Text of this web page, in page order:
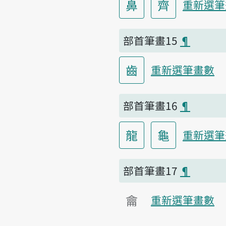
鼻 齊 重新選
部首筆畫15 ¶
齒 重新選筆畫數
部首筆畫16 ¶
龍 龜 重新選
部首筆畫17 ¶
龠 重新選筆畫數